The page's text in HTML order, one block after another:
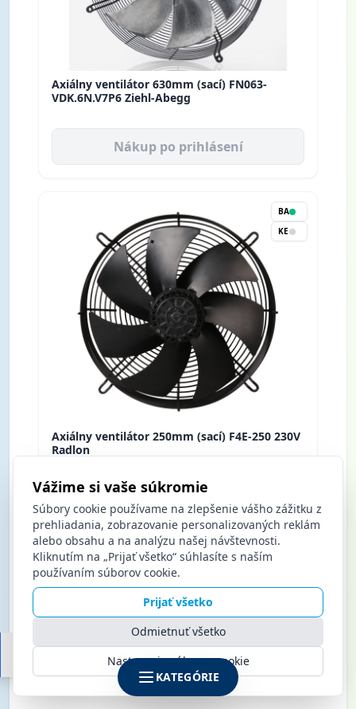
Axiálny ventilátor 630mm (sací) FN063-
VDK.6N.V7P6 Ziehl-Abegg
Nákup po prihlásení
BA
KE
Axiálny ventilátor 250mm (sací) F4E-250 230V
Radlon
Strana2z2
KATEGÓRIE
Vážime si vaše súkromie
Súbory cookie používame na zlepšenie vášho zážitku z
prehliadania, zobrazovanie personalizovaných reklám
alebo obsahu a na analýzu našej návštevnosti.
Kliknutím na „Prijať všetko“ súhlasíte s naším
používaním súborov cookie.
Prijať všetko
Odmietnuť všetko
Nastavenia súborov cookie